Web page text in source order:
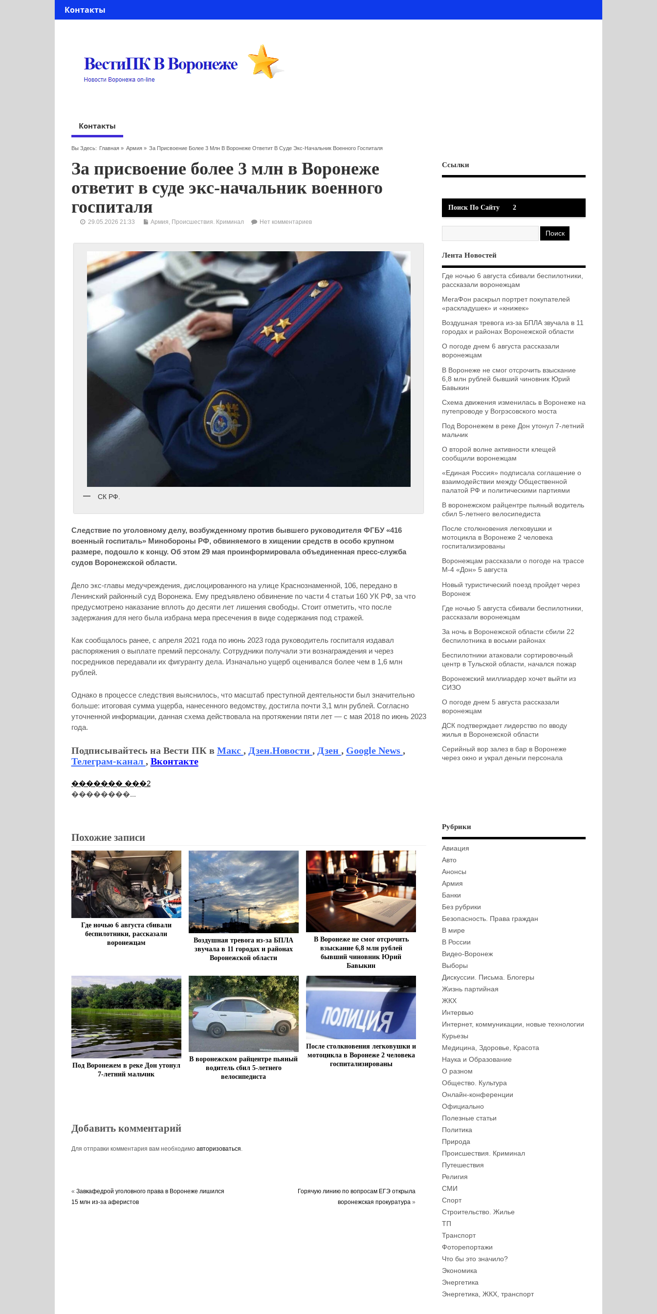
Контакты
Контакты
Вы Здесь: Главная» Армия » За Присвоение Более 3 Млн В Воронеже Ответит В Суде Экс-Начальник Военного Госпиталя
За присвоение более 3 млн в Воронеже
ответит в суде экс-начальник военного
госпиталя
29.05.2026 21:33 Армия, Происшествия. Криминал Нет комментариев
СК РФ.
Следствие по уголовному делу, возбужденному против бывшего руководителя ФГБУ «416
военный госпиталь» Минобороны РФ, обвиняемого в хищении средств в особо крупном
размере, подошло к концу. Об этом 29 мая проинформировала объединенная пресс-служба
судов Воронежской области.
Дело экс-главы медучреждения, дислоцированного на улице Краснознаменной, 106, передано в
Ленинский районный суд Воронежа. Ему предъявлено обвинение по части 4 статьи 160 УК РФ, за что
предусмотрено наказание вплоть до десяти лет лишения свободы. Стоит отметить, что после
задержания для него была избрана мера пресечения в виде содержания под стражей.
Как сообщалось ранее, с апреля 2021 года по июнь 2023 года руководитель госпиталя издавал
распоряжения о выплате премий персоналу. Сотрудники получали эти вознаграждения и через
посредников передавали их фигуранту дела. Изначально ущерб оценивался более чем в 1,6 млн
рублей.
Однако в процессе следствия выяснилось, что масштаб преступной деятельности был значительно
больше: итоговая сумма ущерба, нанесенного ведомству, достигла почти 3,1 млн рублей. Согласно
уточненной информации, данная схема действовала на протяжении пяти лет — с мая 2018 по июнь 2023
года.
Подписывайтесь на Вести ПК в Макс , Дзен.Новости , Дзен , Google News ,
Телеграм-канал , Вконтакте
������� ���2
��������...
Похожие записи
Где ночью 6 августа сбивали
беспилотники, рассказали
воронежцам
Воздушная тревога из-за БПЛА
звучала в 11 городах и районах
Воронежской области
В Воронеже не смог отсрочить
взыскание 6,8 млн рублей
бывший чиновник Юрий
Бавыкин
Под Воронежем в реке Дон утонул
7-летний мальчик
В воронежском райцентре пьяный
водитель сбил 5-летнего
велосипедиста
После столкновения легковушки и
мотоцикла в Воронеже 2 человека
госпитализированы
Добавить комментарий
Для отправки комментария вам необходимо авторизоваться
« Завкафедрой уголовного права в Воронеже лишился
15 млн из-за аферистов
Горячую линию по вопросам ЕГЭ открыла
воронежская прокуратура »
Ссылки
Поиск По Сайту 2
Лента Новостей
Где ночью 6 августа сбивали беспилотники,
рассказали воронежцам
МегаФон раскрыл портрет покупателей
«раскладушек» и «книжек»
Воздушная тревога из-за БПЛА звучала в 11
городах и районах Воронежской области
О погоде днем 6 августа рассказали
воронежцам
В Воронеже не смог отсрочить взыскание
6,8 млн рублей бывший чиновник Юрий
Бавыкин
Схема движения изменилась в Воронеже на
путепроводе у Вогрэсовского моста
Под Воронежем в реке Дон утонул 7-летний
мальчик
О второй волне активности клещей
сообщили воронежцам
«Единая Россия» подписала соглашение о
взаимодействии между Общественной
палатой РФ и политическими партиями
В воронежском райцентре пьяный водитель
сбил 5-летнего велосипедиста
После столкновения легковушки и
мотоцикла в Воронеже 2 человека
госпитализированы
Воронежцам рассказали о погоде на трассе
М-4 «Дон» 5 августа
Новый туристический поезд пройдет через
Воронеж
Где ночью 5 августа сбивали беспилотники,
рассказали воронежцам
За ночь в Воронежской области сбили 22
беспилотника в восьми районах
Беспилотники атаковали сортировочный
центр в Тульской области, начался пожар
Воронежский миллиардер хочет выйти из
СИЗО
О погоде днем 5 августа рассказали
воронежцам
ДСК подтверждает лидерство по вводу
жилья в Воронежской области
Серийный вор залез в бар в Воронеже
через окно и украл деньги персонала
Рубрики
Авиация
Авто
Анонсы
Армия
Банки
Без рубрики
Безопасность. Права граждан
В мире
В России
Видео-Воронеж
Выборы
Дискуссии. Письма. Блогеры
Жизнь партийная
ЖКХ
Интервью
Интернет, коммуникации, новые технологии
Курьезы
Медицина, Здоровье, Красота
Наука и Образование
О разном
Общество. Культура
Онлайн-конференции
Официально
Полезные статьи
Политика
Природа
Происшествия. Криминал
Путешествия
Религия
СМИ
Спорт
Строительство. Жилье
ТП
Транспорт
Фоторепортажи
Что бы это значило?
Экономика
Энергетика
Энергетика, ЖКХ, транспорт